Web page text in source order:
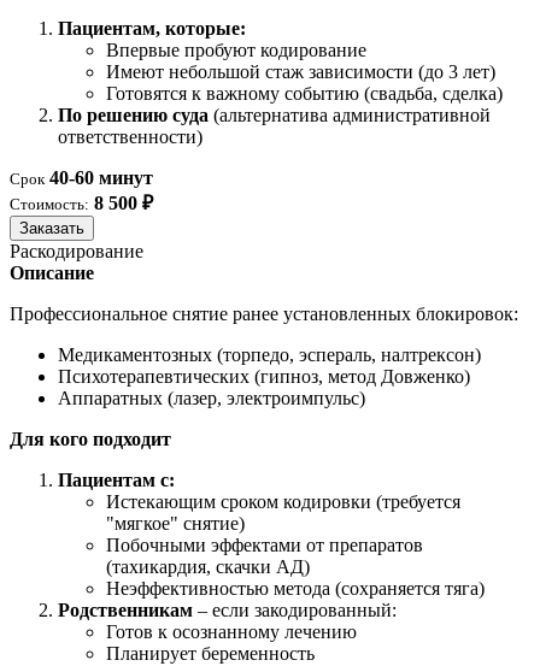
Пациентам, которые:
Впервые пробуют кодирование
Имеют небольшой стаж зависимости (до 3 лет)
Готовятся к важному событию (свадьба, сделка)
По решению суда (альтернатива административной
ответственности)
Срок 40-60 минут
Стоимость: 8 500 ₽
Заказать
Раскодирование
Описание
Профессиональное снятие ранее установленных блокировок:
Медикаментозных (торпедо, эспераль, налтрексон)
Психотерапевтических (гипноз, метод Довженко)
Аппаратных (лазер, электроимпульс)
Для кого подходит
Пациентам с:
Истекающим сроком кодировки (требуется
"мягкое" снятие)
Побочными эффектами от препаратов
(тахикардия, скачки АД)
Неэффективностью метода (сохраняется тяга)
Родственникам – если закодированный:
Готов к осознанному лечению
Планирует беременность